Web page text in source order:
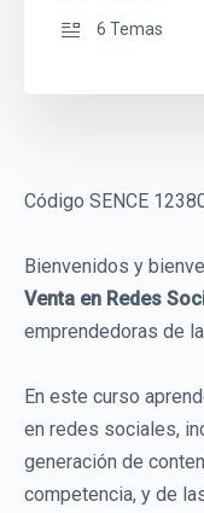
Código SENCE
Bienvenidos y
Venta en Redes
emprendedoras de
En este curso
en redes sociales,
generación de
competencia, y de
6 Temas